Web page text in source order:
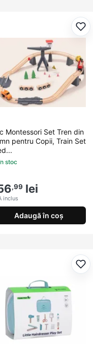
Montessori Set Tren din
pentru Copii, Train Set
stoc
,99 lei
inclus
Adaugă în coș